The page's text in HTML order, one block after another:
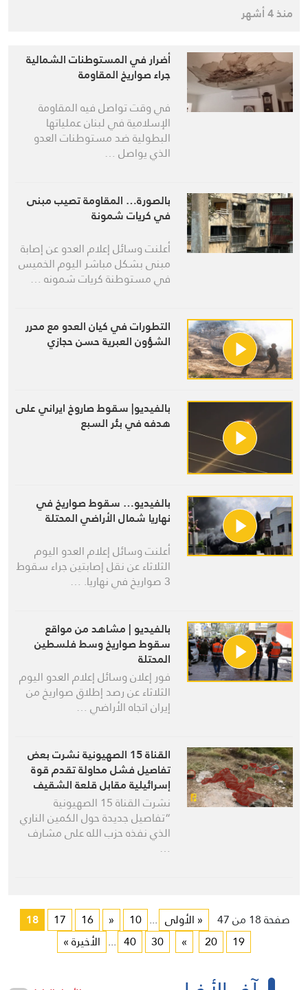
منذ 4 أشهر
أضرار في المستوطنات الشمالية
جراء صواريخ المقاومة
في وقت تواصل فيه المقاومة
الإسلامية في لبنان عملياتها
البطولية ضد مستوطنات العدو
الذي يواصل …
بالصورة… المقاومة تصيب مبنى
في كريات شمونة
أعلنت وسائل إعلام العدو عن إصابة
مبنى بشكل مباشر اليوم الخميس
في مستوطنة كريات شمونه …
التطورات في كيان العدو مع محرر
الشؤون العبرية حسن حجازي
بالفيديو| سقوط صاروخ ايراني على
هدفه في بئر السبع
بالفيديو… سقوط صواريخ في
نهاريا شمال الأراضي المحتلة
أعلنت وسائل إعلام العدو اليوم
الثلاثاء عن نقل إصابتين جراء سقوط
3 صواريخ في نهاريا. …
بالفيديو | مشاهد من مواقع
سقوط صواريخ وسط فلسطين
المحتلة
فور إعلان وسائل إعلام العدو اليوم
الثلاثاء عن رصد إطلاق صواريخ من
إيران اتجاه الأراضي …
القناة 15 الصهيونية نشرت بعض
تفاصيل فشل محاولة تقدم قوة
إسرائيلية مقابل قلعة الشقيف
نشرت القناة 15 الصهيونية
“تفاصيل جديدة حول الكمين الناري
الذي نفذه حزب الله على مشارف
…
صفحة 18 من 47 « الأولى ...
10
«
16
17
18
19
20
»
30
40
... الأخيرة »